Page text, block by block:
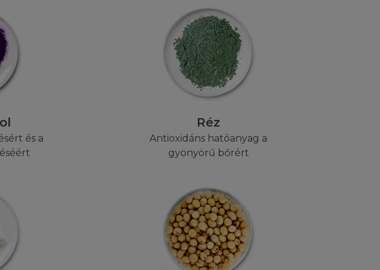
és a
Réz
Antioxidáns hatóanyag a
gyönyörű bőrért
módosítás történik, ezért - ha a
természetű garanciát nem vállal az
vonatkozóan. A L'Oréal
garantálja, illetve nem nyújt
vagy hibamentes lesz.
engedélyezi a garancia eltörlését,
vírus" mentes. A L'Oréal nem vállal
a vírusok okoznak. A L'Oréal nem
A L'Oréal szintén nem vállal
eszközök működéséért, melyeket a
az Ön jogait mint vásárló.